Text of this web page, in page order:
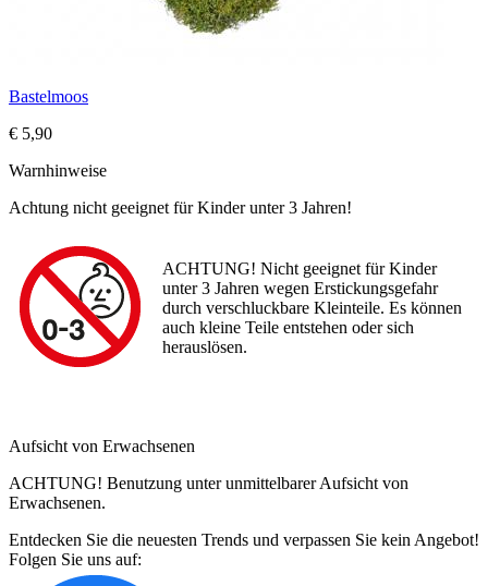
Bastelmoos
€ 5,90
Warnhinweise
Achtung nicht geeignet für Kinder unter 3 Jahren!
ACHTUNG! Nicht geeignet für Kinder
unter 3 Jahren wegen Erstickungsgefahr
durch verschluckbare Kleinteile. Es können
auch kleine Teile entstehen oder sich
herauslösen.
Aufsicht von Erwachsenen
ACHTUNG! Benutzung unter unmittelbarer Aufsicht von
Erwachsenen.
Entdecken Sie die neuesten Trends und verpassen Sie kein Angebot!
Folgen Sie uns auf: